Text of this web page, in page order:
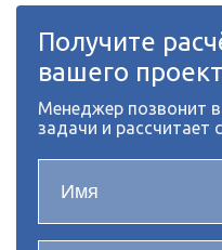
Получите
вашего
Менеджер позвонит
задачи и рассчитает